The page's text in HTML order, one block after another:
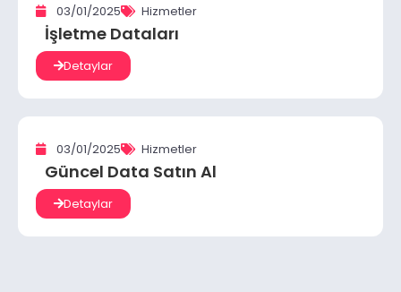
03/01/2025 Hizmetler
İşletme Dataları
Detaylar
03/01/2025 Hizmetler
Güncel Data Satın Al
Detaylar